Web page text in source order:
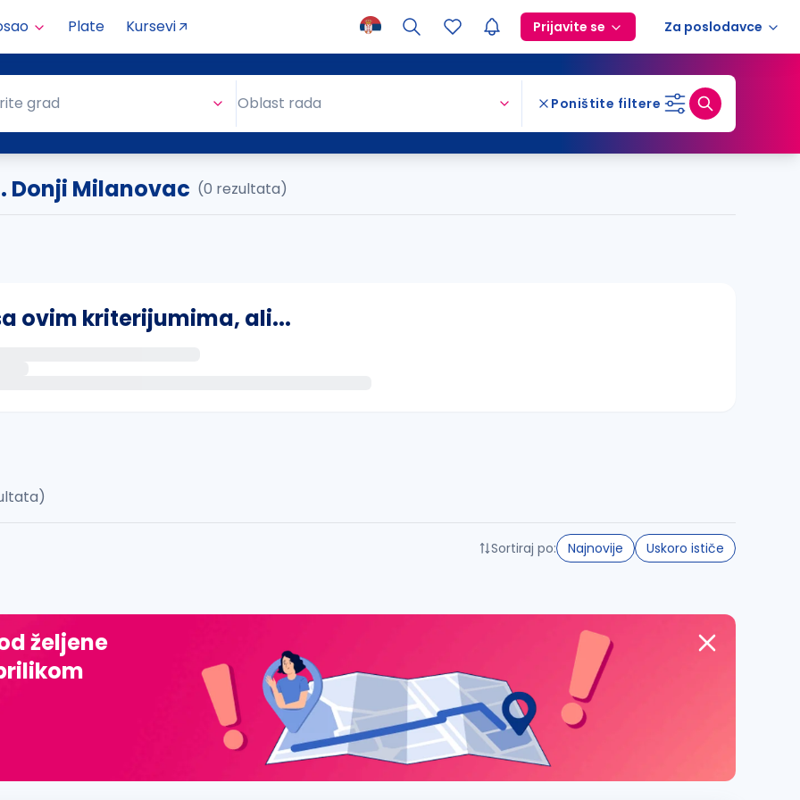
Plate Kursevi Prijavite se Za poslodavce
grad Oblast rada Poništite filtere
Donji Milanovac (0 rezultata)
ovim kriterijumima, ali...
đ, ž, dž)
Sortiraj po: Najnovije Uskoro ističe
željene